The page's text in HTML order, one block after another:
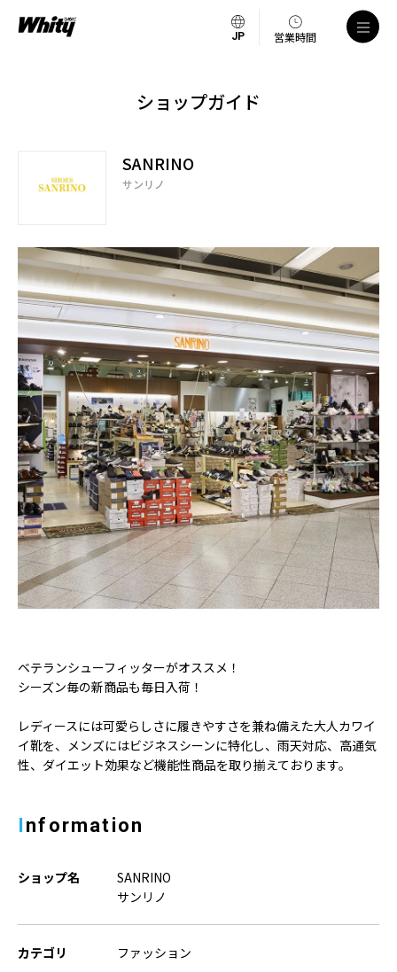
営業時間
ショップガイド
SANRINO
サンリノ
ベテランシューフィッターがオススメ！
シーズン毎の新商品も毎日入荷！
レディースには可愛らしさに履きやすさを兼ね備えた大人カワイ
イ靴を、メンズにはビジネスシーンに特化し、雨天対応、高通気
性、ダイエット効果など機能性商品を取り揃えております。
Information
ショップ名
SANRINO
サンリノ
カテゴリ ファッション